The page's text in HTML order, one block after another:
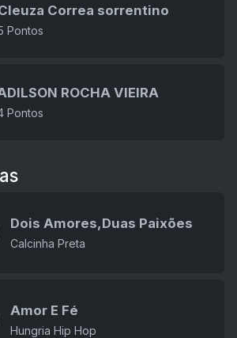
Correa sorrentino
Pontos
ROCHA VIEIRA
Pontos
Dois Amores,Duas Paixões
Calcinha Preta
Amor E Fé
Hungria Hip Hop